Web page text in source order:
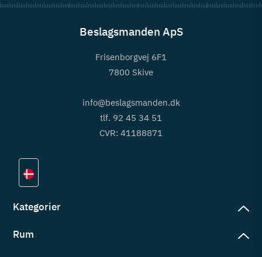
Beslagsmanden ApS
Frisenborgvej 6F1
7800 Skive
info@beslagsmanden.dk
tlf. 92 45 34 51
CVR: 41188871
Kategorier
Rum